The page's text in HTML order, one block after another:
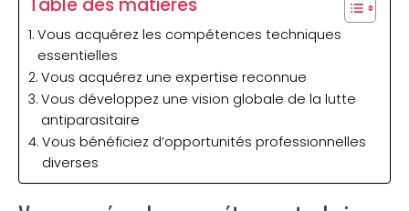
Table des matières
Vous acquérez les compétences techniques
essentielles
Vous acquérez une expertise reconnue
Vous développez une vision globale de la lutte
antiparasitaire
Vous bénéficiez d’opportunités professionnelles
diverses